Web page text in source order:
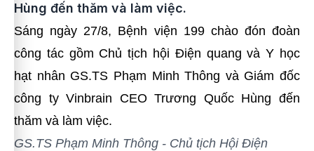
Hùng đến thăm và làm việc.
Sáng ngày 27/8, Bệnh viện 199 chào đón đoàn
công tác gồm Chủ tịch hội Điện quang và Y học
hạt nhân GS.TS Phạm Minh Thông và Giám đốc
công ty Vinbrain CEO Trương Quốc Hùng đến
thăm và làm việc.
GS.TS Phạm Minh Thông - Chủ tịch Hội Điện